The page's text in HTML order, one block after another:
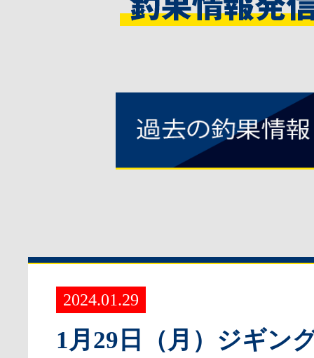
2024.01.29
1月29日（月）ジギン